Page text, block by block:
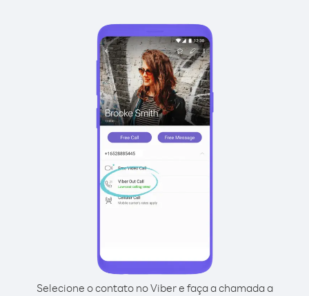
Selecione o contato no Viber e faça a chamada a